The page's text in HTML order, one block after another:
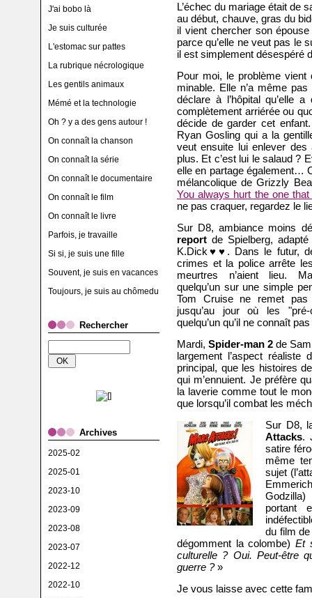
J'ai bobo là
Je suis culturée
L'estomac sur pattes
La rubrique nécrologique
Les gentils animaux
Mémé et la technologie
Oh ? y a des gens autour !
On connaît la chanson
On connaît la série
On connaît le documentaire
On connaît le film
On connaît le livre
Parfois, je travaille
Si si, je suis une fille
Souvent, je suis en vacances
Toujours, je suis au chômedu
Rechercher
Archives
2025-02
2025-01
2023-10
2023-09
2023-08
2023-07
2022-12
2022-10
L’échec du mariage était de
au début, chauve, gras du
il vient chercher son
parce qu’elle ne veut pas le
il est simplement désespéré
Pour moi, le problème vient
minable. Elle n’a même
déclare à l’hôpital qu’elle
complètement arriérée ou
décide de garder cet
Ryan Gosling qui a la
veut ensuite lui enlever
plus. Et c’est lui le salaud ?
elle en partage également…
mélancolique de Grizzly
You always hurt the one
ne pas craquer, regardez le
Sur D8, ambiance moins
report de Spielberg,
K.Dick♥♥. Dans le futur,
crimes et la police arrête
meurtres n’aient lieu.
quelqu’un sur une simple
Tom Cruise ne remet
jusqu’au jour où les
quelqu’un qu’il ne connaît
Mardi,Spider-man 2 de
largement l’aspect
principal, que les histoires
qui m’ennuient. Je préfère
la laverie comme tout le
que lorsqu’il combat les
Sur D8,
Attacks.
satire
même
sujet
portant
du film
dégomment la colombe) Et
culturelle ? Oui. Peut-être
guerre ?»
Je vous laisse avec cette